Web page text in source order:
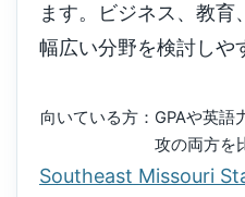
ます。ビジネス、教育
幅広い分野を検討しや
向いている方：GPAや英
攻の両方を
Southeast Missouri